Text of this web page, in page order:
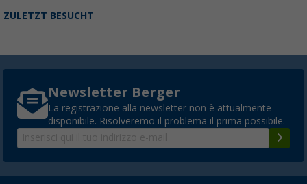
ZULETZT BESUCHT
Newsletter Berger
La registrazione alla newsletter non è attualmente
disponibile. Risolveremo il problema il prima possibile.